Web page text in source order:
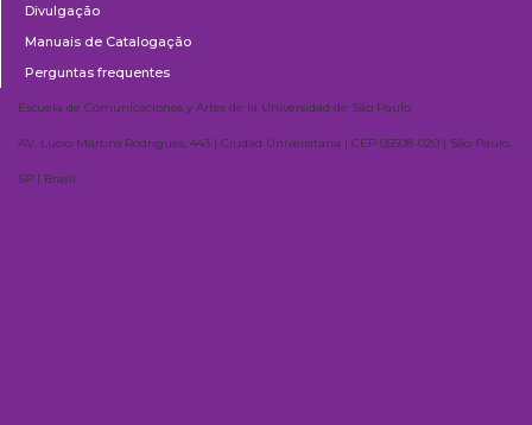
Divulgação
Manuais de Catalogação
Perguntas frequentes
Escuela de Comunicaciones y Artes de la Universidad de São Paulo
AV. Lúcio Martins Rodrigues, 443 | Ciudad Universitaria | CEP 05508-020 | São Paulo,
SP | Brasil